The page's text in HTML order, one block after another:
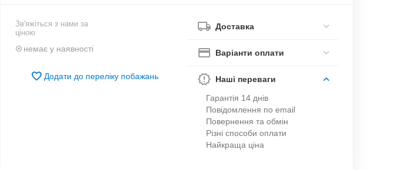
Зв'яжіться з нами за
ціною
немає у наявності
Додати до переліку побажань
Доставка
Варіанти оплати
Наші переваги
Гарантія 14 днів
Повідомлення по email
Повернення та обмін
Різні способи оплати
Найкраща ціна